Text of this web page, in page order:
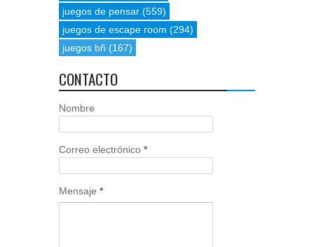
juegos de pensar (559)
juegos de escape room (294)
juegos bñ (167)
CONTACTO
Nombre
Correo electrónico *
Mensaje *